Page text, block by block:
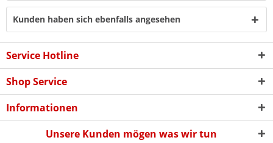
Kunden haben sich ebenfalls angesehen
Service Hotline
Shop Service
Informationen
Unsere Kunden mögen was wir tun